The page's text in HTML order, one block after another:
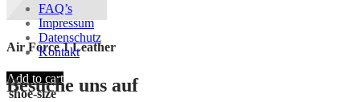
Air Force 1 Leather
Add to cart
shoe-size
FAQ’s
Impressum
Datenschutz
Kontakt
Besuche uns auf